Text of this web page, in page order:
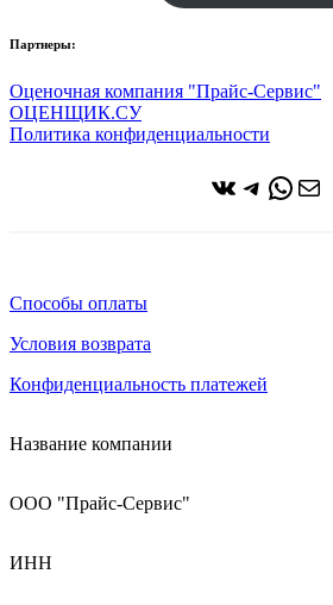
Партнеры:
Оценочная компания "Прайс-Сервис"
ОЦЕНЩИК.СУ
Политика конфиденциальности
ВКонтакте
Telegram
Способы оплаты
Условия возврата
Конфиденциальность платежей
Название компании
ООО "Прайс-Сервис"
ИНН